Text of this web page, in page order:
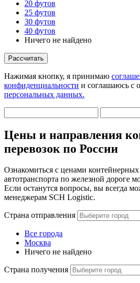
20 футов
25 футов
30 футов
40 футов
Ничего не найдено
Рассчитать
Нажимая кнопку, я принимаю
конфиденциальности и соглашаюсь с
персональных данных.
Цены и направления
перевозок по России
Ознакомиться с ценами контейнерных
автотранспорта по железной дороге
Если останутся вопросы, вы всегда
менеджерам SCH Logistic.
Страна отправления
Все города
Москва
Ничего не найдено
Страна получения